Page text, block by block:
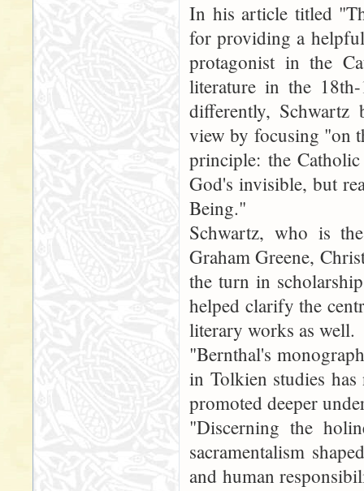
In his article titled
for providing a
protagonist in the
literature in the
differently, Schwartz
view by focusing "on
principle: the
God's invisible, but
Being."
Schwartz, who is
Graham Greene,
the turn in
helped clarify the
literary works as well.
"Bernthal's
in Tolkien studies
promoted deeper
"Discerning the
sacramentalism
and human